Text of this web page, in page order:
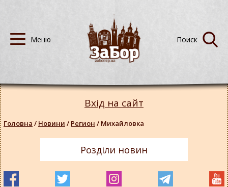
Вхід на сайт
Головна / Новини / Регион / Михайловка
Розділи новин